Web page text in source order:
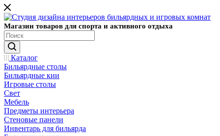
Магазин товаров для спорта и активного отдыха
Каталог
Бильярдные столы
Бильярдные кии
Игровые столы
Свет
Мебель
Предметы интерьера
Стеновые панели
Инвентарь для бильярда